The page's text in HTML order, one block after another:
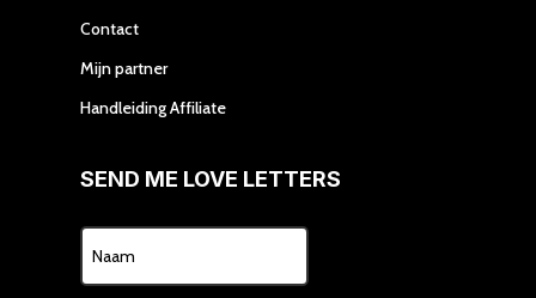
Contact
Mijn partner
Handleiding Affiliate
SEND ME LOVE LETTERS